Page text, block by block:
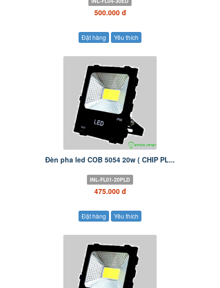
500.000 đ
Đặt hàng Yêu thích
Đèn pha led COB 5054 20w ( CHIP PL...
INL-FL01-20PLD
475.000 đ
Đặt hàng Yêu thích